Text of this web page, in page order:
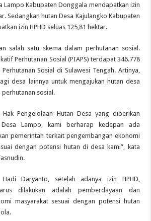
Lampo Kabupaten Donggala mendapatkan izin
Sedangkan hutan Desa Kajulangko Kabupaten
izin HPHD seluas 125,81 hektar.
salah satu skema dalam perhutanan sosial.
Perhutanan Sosial (PIAPS) terdapat 346.778
Sosial di Sulawesi Tengah. Artinya,
desa lainnya untuk mengajukan hutan desa
perhutanan sosial.
Hak Pengelolaan Hutan Desa yang diberikan
Desa Lampo, kami berharap kedepan ada
pemerintah terkait pengembangan ekonomi
dengan potensi hutan di desa kami”, kata
Hadi Daryanto, setelah adanya izin HPHD,
dilakukan adalah pemberdayaan dan
masyarakat sesuai dengan potensi hutan